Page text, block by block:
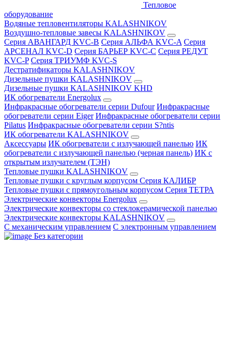
Тепловое
оборудование
Водяные тепловентиляторы KALASHNIKOV
Воздушно-тепловые завесы KALASHNIKOV
Серия АВАНГАРД KVC-B Серия АЛЬФА KVC-A Серия
АРСЕНАЛ KVC-D Серия БАРЬЕР KVC-C Серия РЕДУТ
KVC-P Серия ТРИУМФ KVC-S
Дестратификаторы KALASHNIKOV
Дизельные пушки KALASHNIKOV
Дизельные пушки KALASHNIKOV KHD
ИК обогреватели Energolux
Инфракрасные обогреватели серии Dufour Инфракрасные
обогреватели серии Eiger Инфракрасные обогреватели серии
Pilatus Инфракрасные обогреватели серии S?ntis
ИК обогреватели KALASHNIKOV
Аксессуары ИК обогреватели с излучающей панелью ИК
обогреватели с излучающей панелью (черная панель) ИК с
открытым излучателем (ТЭН)
Тепловые пушки KALASHNIKOV
Тепловые пушки с круглым корпусом Серия КАЛИБР
Тепловые пушки с прямоугольным корпусом Серия ТЕТРА
Электрические конвекторы Energolux
Электрические конвекторы со стеклокерамической панелью
Электрические конвекторы KALASHNIKOV
С механическим управлением С электронным управлением
Без категории